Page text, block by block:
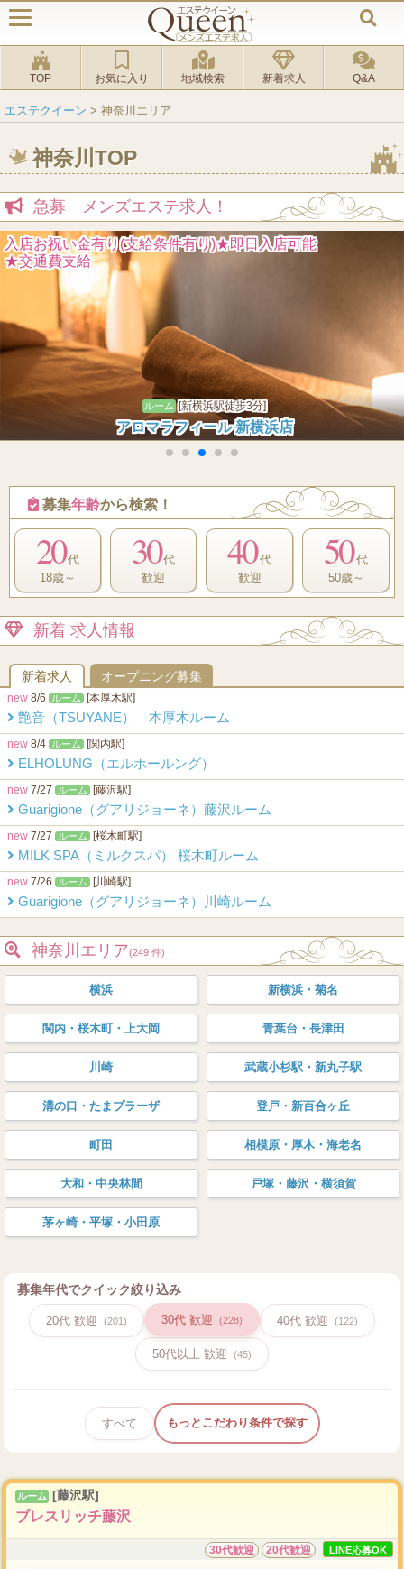
TOP お気に入り 地域検索 新着求人 Q&A
エステクイーン > 神奈川エリア
神奈川TOP
急募 メンズエステ求人！
経験者優遇します！
未経験者も大歓迎！
ルーム [横浜市 新横浜駅]
shirt～シャツ 新横浜ルーム
募集年齢から検索！
20 代
18歳～
30 代
歓迎
40 代
歓迎
50 代
50歳～
新着 求人情報
新着求人 オープニング募集
new 8/6 ルーム [本厚木駅]
艶音（TSUYANE） 本厚木ルーム
new 8/4 ルーム [関内駅]
ELHOLUNG（エルホールング）
new 7/27 ルーム [藤沢駅]
Guarigione（グアリジョーネ）藤沢ルーム
new 7/27 ルーム [桜木町駅]
MILK SPA（ミルクスパ） 桜木町ルーム
new 7/26 ルーム [川崎駅]
Guarigione（グアリジョーネ）川崎ルーム
神奈川エリア(249 件)
横浜 新横浜・菊名
関内・桜木町・上大岡 青葉台・長津田
川崎 武蔵小杉駅・新丸子駅
溝の口・たまプラーザ 登戸・新百合ヶ丘
町田 相模原・厚木・海老名
大和・中央林間 戸塚・藤沢・横須賀
茅ヶ崎・平塚・小田原
募集年代でクイック絞り込み
20代 歓迎 (201) 30代 歓迎 (228) 40代 歓迎 (122)
50代以上 歓迎 (45)
すべて もっとこだわり条件で探す
ルーム [藤沢駅]
ブレスリッチ藤沢
30代歓迎 20代歓迎 LINE応募OK